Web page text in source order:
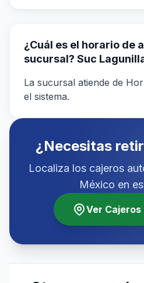
¿Cuál es el horario de
sucursal? Suc
La sucursal atiende de
el sistema.
¿Necesitas
Localiza los cajeros
México en
Ver